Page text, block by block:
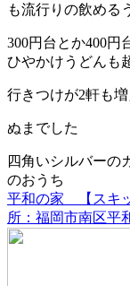
も流行りの飲める
300円台とか400円
ひやかけうどんも
行きつけが2軒も
ぬまでした
四角いシルバーの
のおうち
平和の家 【スキ
所：福岡市南区平